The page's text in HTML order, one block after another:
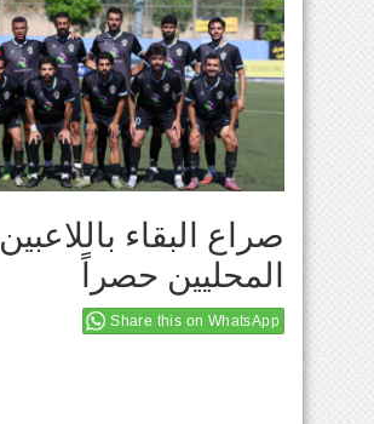
صراع البقاء باللاعبين
المحليين حصراً
Share this on WhatsApp